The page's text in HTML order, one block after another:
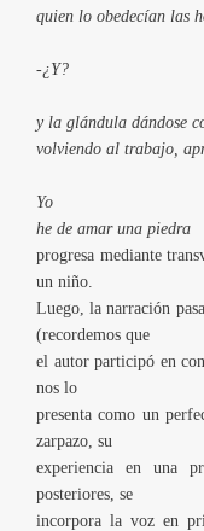
quien lo obedecían las
-¿Y?
y la glándula dándose
volviendo al trabajo,
Yo
he de amar una piedra
progresa mediante
un niño.
Luego, la narración
(recordemos que
el autor participó en
nos lo
presenta como un
zarpazo, su
experiencia en una
posteriores, se
incorpora la voz en